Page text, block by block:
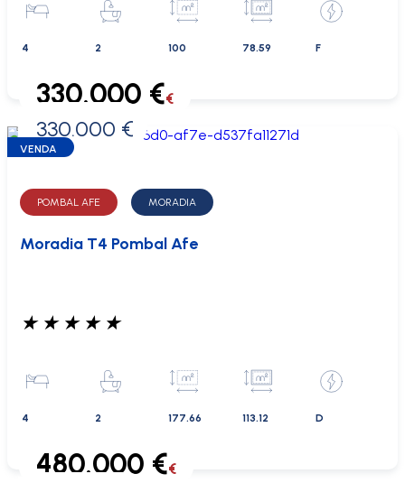
4 2 100 78.59 F
0 €
330.000 €€
330.000 €
VENDA
POMBAL AFE MORADIA
Moradia T4 Pombal Afe
★ ★ ★ ★ ★
4 2 177.66 113.12 D
480.000 €€